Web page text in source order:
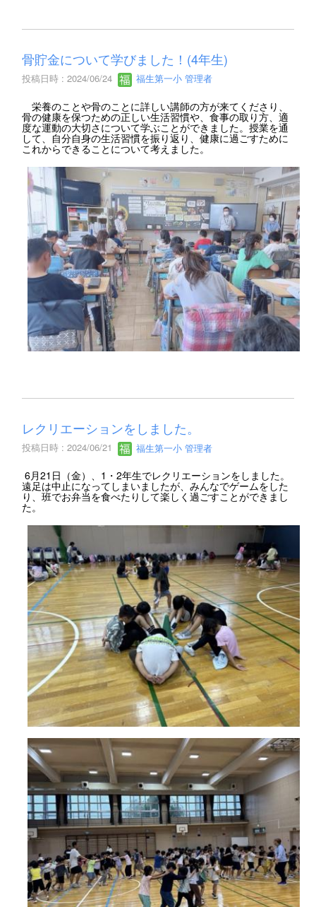
骨貯金について学びました！(4年生)
投稿日時 : 2024/06/24 福生第一小 管理者
栄養のことや骨のことに詳しい講師の方が来てくださり、
骨の健康を保つための正しい生活習慣や、食事の取り方、適
度な運動の大切さについて学ぶことができました。授業を通
して、自分自身の生活習慣を振り返り、健康に過ごすために
これからできることについて考えました。
レクリエーションをしました。
投稿日時 : 2024/06/21 福生第一小 管理者
6月21日（金）、1・2年生でレクリエーションをしました。
遠足は中止になってしまいましたが、みんなでゲームをした
り、班でお弁当を食べたりして楽しく過ごすことができまし
た。